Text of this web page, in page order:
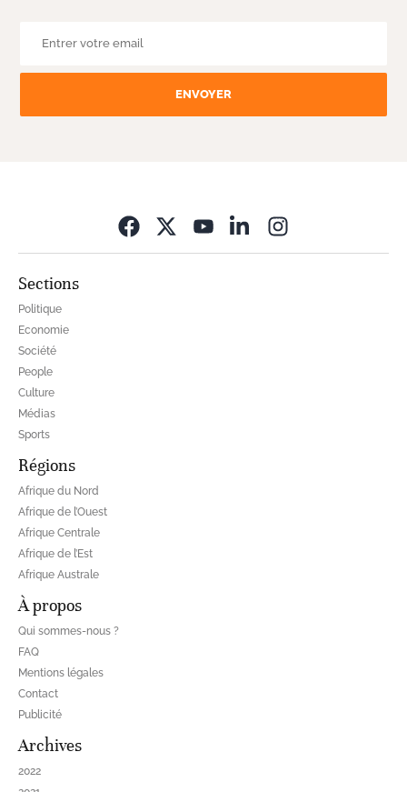
ENVOYER
Sections
Politique
Economie
Société
People
Culture
Médias
Sports
Régions
Afrique du Nord
Afrique de l’Ouest
Afrique Centrale
Afrique de l’Est
Afrique Australe
À propos
Qui sommes-nous ?
FAQ
Mentions légales
Contact
Publicité
Archives
2022